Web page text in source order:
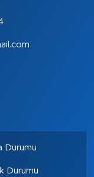
Durumu
Durumu